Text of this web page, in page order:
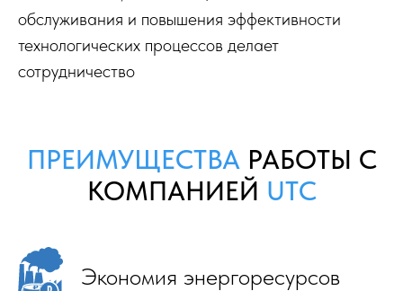
обслуживания и повышения эффективности
технологических процессов делает
сотрудничество
ПРЕИМУЩЕСТВА РАБОТЫ С
КОМПАНИЕЙ UTC
Экономия энергоресурсов